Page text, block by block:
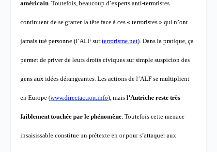
américain. Toutefois, beaucoup d’experts anti-terroristes
continuent de se gratter la tête face à ces « terroristes » qui n’ont
jamais tué personne (l’ALF surterrorisme.net). Dans la pratique, ça
permet de priver de leurs droits civiques sur simple suspicion des
gens aux idées dérangeantes.Les actions de l’ALF se multiplient
en Europe (www.directaction.info), maisl’Autriche reste très
faiblement touchée par le phénomène. Toutefois cette menace
insaisissable constitue un prétexte en or pour s’attaquer aux